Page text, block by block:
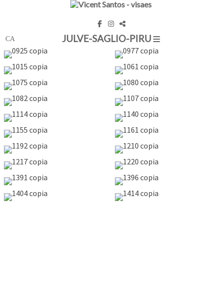
JULVE-SAGLIO-PIRU